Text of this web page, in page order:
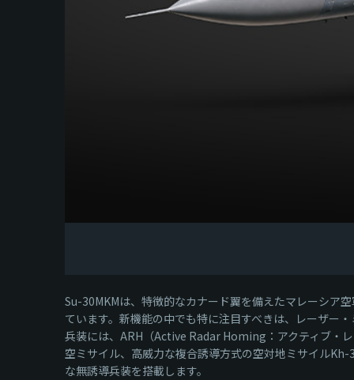
Su-30MKMは、特徴的なカナード翼を備えたマレーシア
ています。新機能の中でも特に注目すべきは、レーザー
兵装には、ARH（Active Radar Homing：アクティブ・
空ミサイル、高威力な複合誘導方式の空対地ミサイル
な無誘導兵装を搭載します。